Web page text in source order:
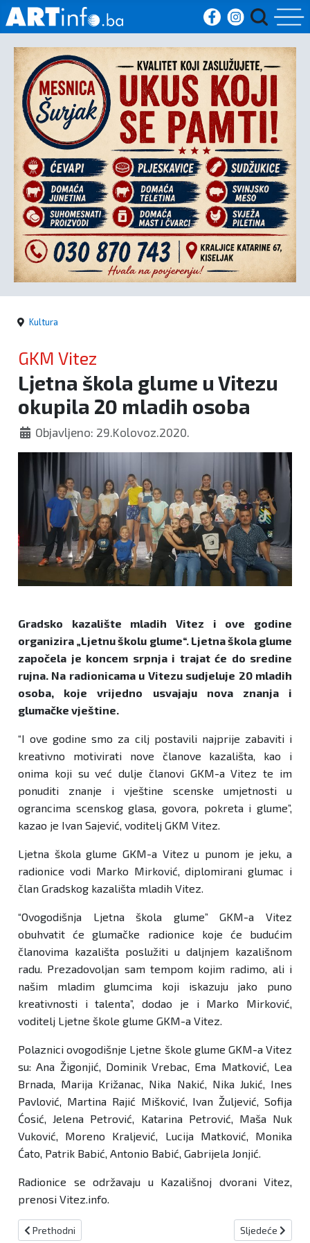
Početna
Vijesti
Sport
Kultura
Crna
kronika
Politika
Kultura
GKM Vitez
Ljetna škola glume u Vitezu
okupila 20 mladih osoba
Objavljeno: 29.Kolovoz.2020.
Gradsko kazalište mladih Vitez i ove godine
organizira „Ljetnu školu glume“. Ljetna škola glume
započela je koncem srpnja i trajat će do sredine
rujna. Na radionicama u Vitezu sudjeluje 20 mladih
osoba, koje vrijedno usvajaju nova znanja i
glumačke vještine.
“I ove godine smo za cilj postavili najprije zabaviti i
kreativno motivirati nove članove kazališta, kao i
onima koji su već dulje članovi GKM-a Vitez te im
ponuditi znanje i vještine scenske umjetnosti u
ograncima scenskog glasa, govora, pokreta i glume”,
kazao je Ivan Sajević, voditelj GKM Vitez.
Ljetna škola glume GKM-a Vitez u punom je jeku, a
radionice vodi Marko Mirković, diplomirani glumac i
član Gradskog kazališta mladih Vitez.
“Ovogodišnja Ljetna škola glume” GKM-a Vitez
obuhvatit će glumačke radionice koje će budućim
članovima kazališta poslužiti u daljnjem kazališnom
radu. Prezadovoljan sam tempom kojim radimo, ali i
našim mladim glumcima koji iskazuju jako puno
kreativnosti i talenta”, dodao je i Marko Mirković,
voditelj Ljetne škole glume GKM-a Vitez.
Polaznici ovogodišnje Ljetne škole glume GKM-a Vitez
su: Ana Žigonjić, Dominik Vrebac, Ema Matković, Lea
Brnada, Marija Križanac, Nika Nakić, Nika Jukić, Ines
Pavlović, Martina Rajić Mišković, Ivan Žuljević, Sofija
Ćosić, Jelena Petrović, Katarina Petrović, Maša Nuk
Vuković, Moreno Kraljević, Lucija Matković, Monika
Ćato, Patrik Babić, Antonio Babić, Gabrijela Jonjić.
Radionice se održavaju u Kazališnoj dvorani Vitez,
prenosi Vitez.info.
Prethodni članak: Otvoren 25. jubilarni festival Dani hrvatskog
Prethodni Sljedeći
Sljedeće